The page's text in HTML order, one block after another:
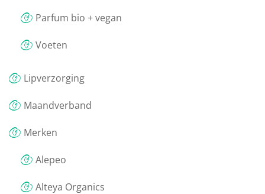
Parfum bio + vegan
Voeten
Lipverzorging
Maandverband
Merken
Alepeo
Alteya Organics